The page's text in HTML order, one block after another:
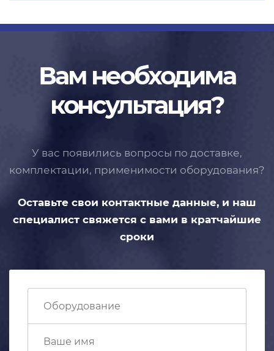
Вам необходима
консультация?
У вас появились вопросы по доставке,
комплектации, применимости оборудования?
Оставьте свои контактные данные, и наш
специалист свяжется с вами в кратчайшие
сроки